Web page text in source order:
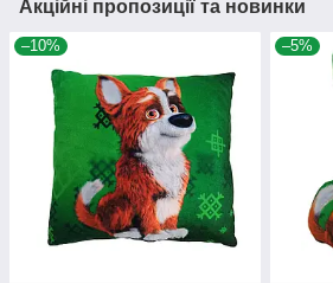
Акційні пропозиції та новинки
–10% –5%